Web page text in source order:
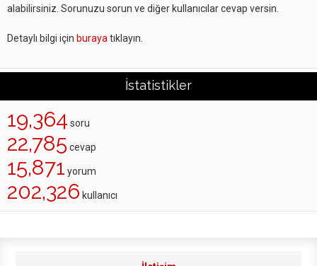
alabilirsiniz. Sorunuzu sorun ve diğer kullanıcılar cevap versin.
Detaylı bilgi için buraya tıklayın.
İstatistikler
19,364 soru
22,785 cevap
15,871 yorum
202,326 kullanıcı